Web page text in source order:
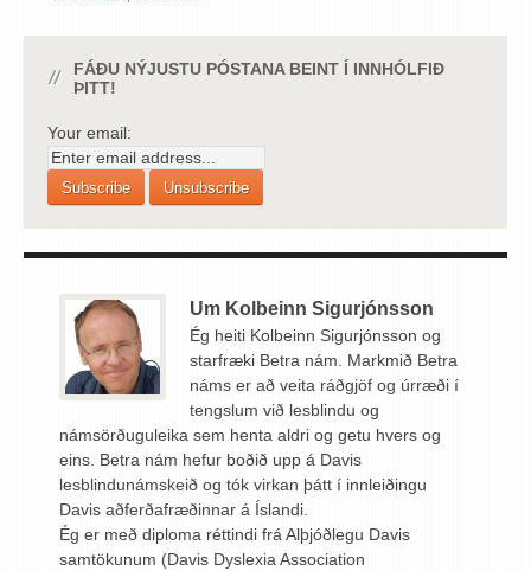
FÁÐU NÝJUSTU PÓSTANA BEINT Í INNHÓLFIÐ
ÞITT!
Your email:
Um Kolbeinn Sigurjónsson
Ég heiti Kolbeinn Sigurjónsson og
starfræki Betra nám. Markmið Betra
náms er að veita ráðgjöf og úrræði í
tengslum við lesblindu og
námsörðuguleika sem henta aldri og getu hvers og
eins. Betra nám hefur boðið upp á Davis
lesblindunámskeið og tók virkan þátt í innleiðingu
Davis aðferðafræðinnar á Íslandi.
Ég er með diploma réttindi frá Alþjóðlegu Davis
samtökunum (Davis Dyslexia Association